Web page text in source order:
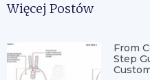
Więcej Postów
From
Step